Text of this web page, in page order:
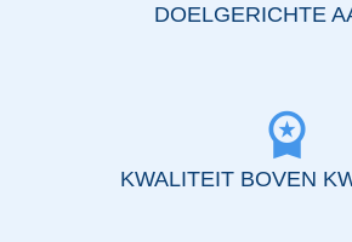
DOELGERICHTE
workspace_premium
KWALITEIT BOVEN